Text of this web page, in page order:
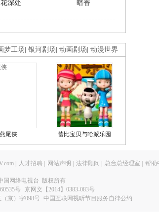
深处 暗香
梦工场 银河剧场 动画剧场 动漫世界
燕尾侠 蕾比宝贝与哈派乐园
人才招聘 网站声明 法律顾问 总台总经理室 帮助
国网络电视台 版权所有
号
京网文【2014】0383-083号
京）字098号 中国互联网视听节目服务自律公约